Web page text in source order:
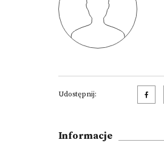
Udostępnij:
Informacje